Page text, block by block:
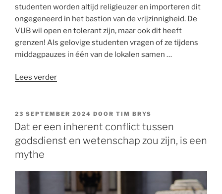
studenten worden altijd religieuzer en importeren dit
ongegeneerd in het bastion van de vrijzinnigheid. De
VUB wil open en tolerant zijn, maar ook dit heeft
grenzen! Als gelovige studenten vragen of ze tijdens
middagpauzes in één van de lokalen samen …
Lees verder“Het
de
VUB:
religie
niet
uitsterven”
GEPLAATST
OP
23 SEPTEMBER 2024 DOOR TIM BRYS
Dat er een inherent conflict tussen
godsdienst en wetenschap zou zijn, is een
mythe